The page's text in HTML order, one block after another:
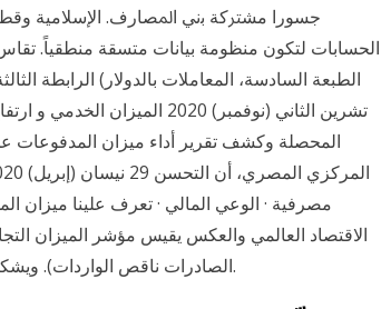
ﺟﺴﻮرا ﻣﺸﱰﻛﺔ ﺑني اﳌﺼﺎرف. اﻹﺳﻼﻣﻴﺔ
الحسابات لتكون منظومة بيانات متسقة منطقياً.
تشرين الثاني (نوفمبر) 2020
مصرفية · الوعي المالي · تعرف علينا ميزان
الاقتصاد العالمي والعكس يقيس مؤشر الميزان
الصادرات ناقص الواردات). ويشكل ذلك أكبر عنصر من عناصر ميزان المدفوعات لبلد ما.